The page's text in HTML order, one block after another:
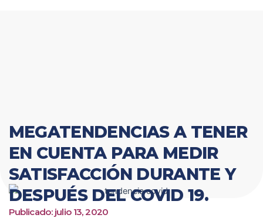
MEGATENDENCIAS A TENER
EN CUENTA PARA MEDIR
SATISFACCIÓN DURANTE Y
DESPUÉS DEL COVID 19.
Publicado: julio 13, 2020